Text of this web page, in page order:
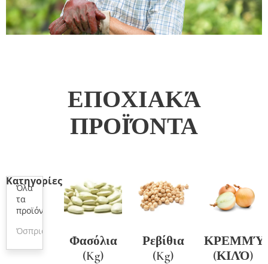
ΕΠΟΧΙΑΚΆ
ΠΡΟΪΌΝΤΑ
Κατηγορίες
Όλα
τα
προϊόντα
Όσπρια
Φασόλια
(Kg)
Ρεβίθια
(Kg)
(ΚΙΛΌ)